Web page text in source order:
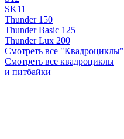
SK11
Thunder 150
Thunder Basic 125
Thunder Lux 200
Смотреть все "Квадроциклы"
Смотреть все квадроциклы
и питбайки